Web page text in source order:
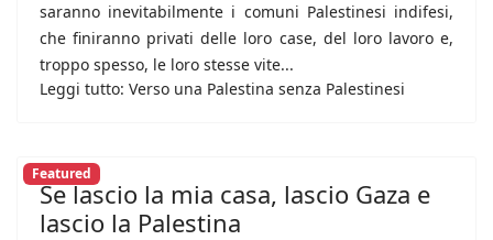
saranno inevitabilmente i comuni Palestinesi indifesi,
che finiranno privati delle loro case, del loro lavoro e,
troppo spesso, le loro stesse vite...
Leggi tutto: Verso una Palestina senza Palestinesi
Featured
Se lascio la mia casa, lascio Gaza e
lascio la Palestina